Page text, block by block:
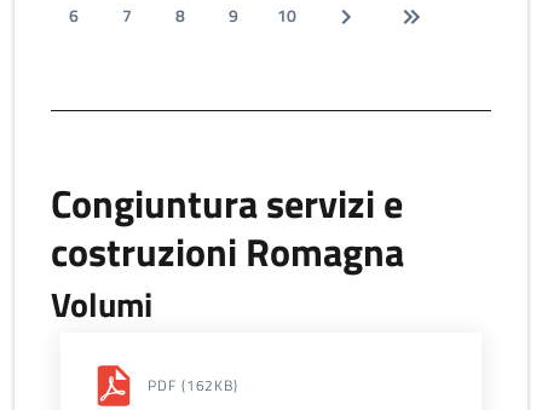
6
7 8 9 10
Congiuntura servizi e
costruzioni Romagna
Volumi
PDF (162KB)